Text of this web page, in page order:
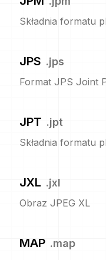
Składnia formatu
JPS .jps
Format JPS Joint
JPT .jpt
Składnia formatu
JXL .jxl
Obraz JPEG XL
MAP .map